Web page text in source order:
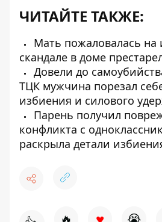
ЧИТАЙТЕ ТАКЖЕ:
Мать пожаловалась на
скандале в доме
Довели до
ТЦК мужчина порезал
избиения и силового
Парень получил
конфликта с
раскрыла детали
🔥 😭